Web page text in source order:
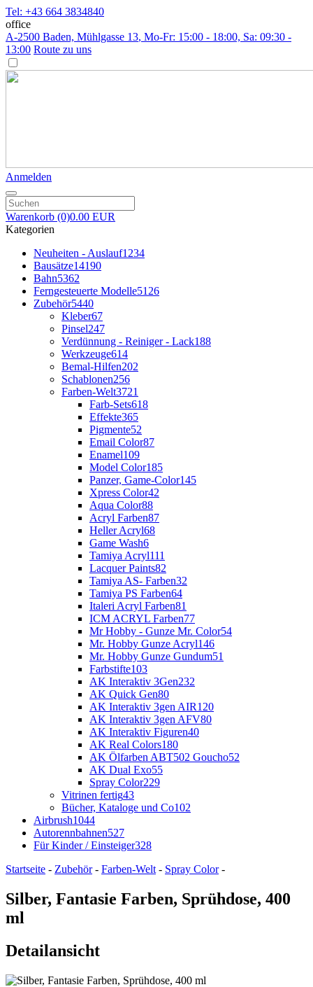
Tel: +43 664 3834840
office
A-2500 Baden, Mühlgasse 13, Mo-Fr: 15:00 - 18:00, Sa: 09:30 -
13:00 Route zu uns
Anmelden
Warenkorb (0)0.00 EUR
Kategorien
Neuheiten - Auslauf1234
Bausätze14190
Bahn5362
Ferngesteuerte Modelle5126
Zubehör5440
Kleber67
Pinsel247
Verdünnung - Reiniger - Lack188
Werkzeuge614
Bemal-Hilfen202
Schablonen256
Farben-Welt3721
Farb-Sets618
Effekte365
Pigmente52
Email Color87
Enamel109
Model Color185
Panzer, Game-Color145
Xpress Color42
Aqua Color88
Acryl Farben87
Heller Acryl68
Game Wash6
Tamiya Acryl111
Lacquer Paints82
Tamiya AS- Farben32
Tamiya PS Farben64
Italeri Acryl Farben81
ICM ACRYL Farben77
Mr Hobby - Gunze Mr. Color54
Mr. Hobby Gunze Acryl146
Mr. Hobby Gunze Gundum51
Farbstifte103
AK Interaktiv 3Gen232
AK Quick Gen80
AK Interaktiv 3gen AIR120
AK Interaktiv 3gen AFV80
AK Interaktiv Figuren40
AK Real Colors180
AK Ölfarben ABT502 Goucho52
AK Dual Exo55
Spray Color229
Vitrinen fertig43
Bücher, Kataloge und Co102
Airbrush1044
Autorennbahnen527
Für Kinder / Einsteiger328
Startseite - Zubehör- Farben-Welt - Spray Color-
Silber, Fantasie Farben, Sprühdose, 400
ml
Detailansicht